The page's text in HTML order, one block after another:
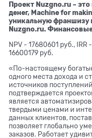
Проект Nuzgno.ru –
денег, Machine for
уникальную франшизу
Nuzgno.ru.
NPV - 17680601 руб., IRR
16600179 руб.
«По-настоящему
одного места дохода и
источников
подтверждается
является
твердыми ценами и
данных клиентов,
позволяет глобально
заказов. Работает